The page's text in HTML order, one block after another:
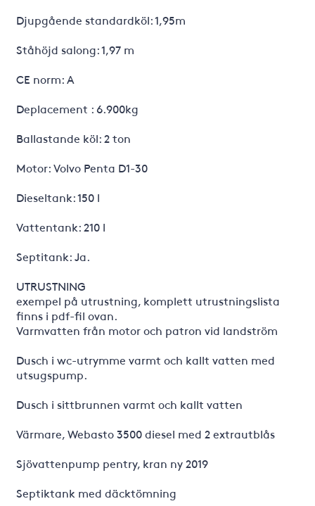
Djupgående standardköl: 1,95m
Ståhöjd salong: 1,97 m
CE norm: A
Deplacement : 6.900kg
Ballastande köl: 2 ton
Motor: Volvo Penta D1-30
Dieseltank: 150 l
Vattentank: 210 l
Septitank: Ja.
UTRUSTNING
exempel på utrustning, komplett utrustningslista
finns i pdf-fil ovan.
Varmvatten från motor och patron vid landström
Dusch i wc-utrymme varmt och kallt vatten med
utsugspump.
Dusch i sittbrunnen varmt och kallt vatten
Värmare, Webasto 3500 diesel med 2 extrautblås
Sjövattenpump pentry, kran ny 2019
Septiktank med däcktömning